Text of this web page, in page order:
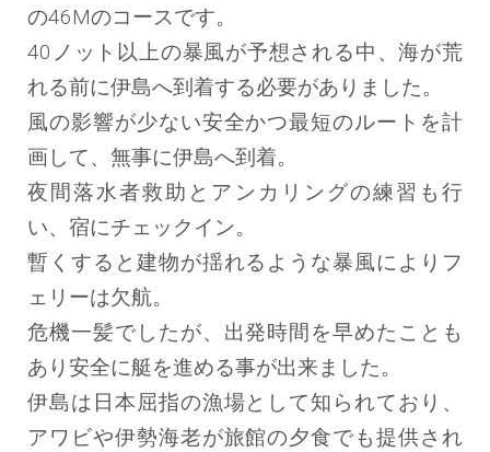
の46Mのコースです。
40ノット以上の暴風が予想される中、海が荒
れる前に伊島へ到着する必要がありました。
風の影響が少ない安全かつ最短のルートを計
画して、無事に伊島へ到着。
夜間落水者救助とアンカリングの練習も行
い、宿にチェックイン。
暫くすると建物が揺れるような暴風によりフ
ェリーは欠航。
危機一髪でしたが、出発時間を早めたことも
あり安全に艇を進める事が出来ました。
伊島は日本屈指の漁場として知られており、
アワビや伊勢海老が旅館の夕食でも提供され